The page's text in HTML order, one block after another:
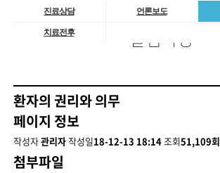
진료상담 언론보도
치료전후 알림마당
환자의 권리와 의무
페이지 정보
작성자관리자 작성일18-12-13 18:14조회51,109회
첨부파일